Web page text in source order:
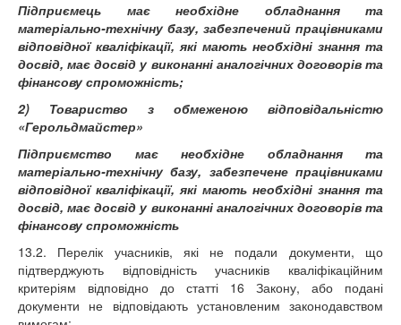
Підприємець має необхідне обладнання та
матеріально-технічну базу, забезпечений працівниками
відповідної кваліфікації, які мають необхідні знання та
досвід, має досвід у виконанні аналогічних договорів та
фінансову спроможність;
2) Товариство з обмеженою відповідальністю
«Герольдмайстер»
Підприємство має необхідне обладнання та
матеріально-технічну базу, забезпечене працівниками
відповідної кваліфікації, які мають необхідні знання та
досвід, має досвід у виконанні аналогічних договорів та
фінансову спроможність
13.2. Перелік учасників, які не подали документи, що
підтверджують відповідність учасників кваліфікаційним
критеріям відповідно до статті 16 Закону, або подані
документи не відповідають установленим законодавством